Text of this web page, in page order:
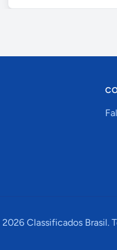
2026Classificados Brasil.